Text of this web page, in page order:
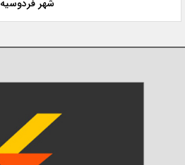
شهر فردوسیه